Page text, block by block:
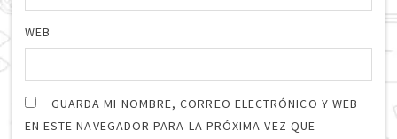
WEB
GUARDA MI NOMBRE, CORREO ELECTRÓNICO Y WEB
EN ESTE NAVEGADOR PARA LA PRÓXIMA VEZ QUE